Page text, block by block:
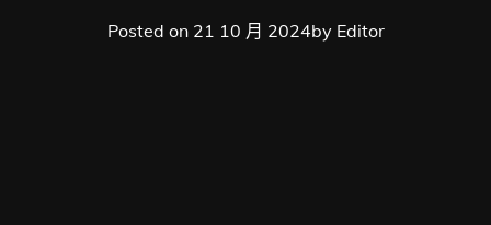
Posted on 21 10 月 2024by Editor